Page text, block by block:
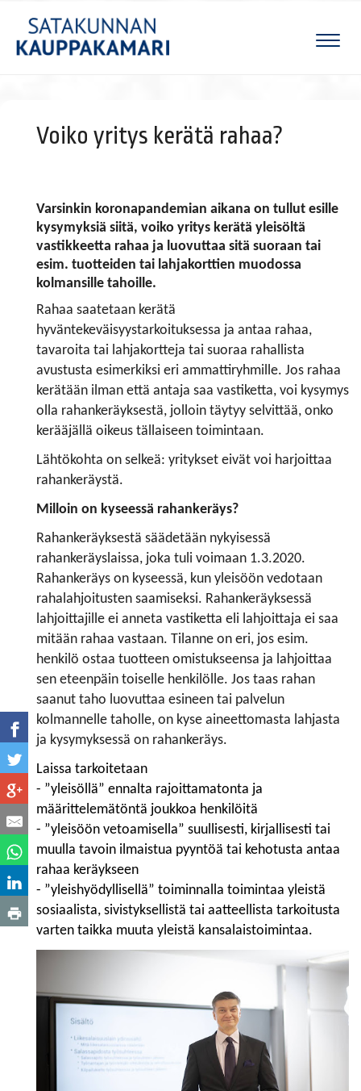
Voiko yritys kerätä rahaa?
Varsinkin koronapandemian aikana on tullut esille
kysymyksiä siitä, voiko yritys kerätä yleisöltä
vastikkeetta rahaa ja luovuttaa sitä suoraan tai
esim. tuotteiden tai lahjakorttien muodossa
kolmansille tahoille.
Rahaa saatetaan kerätä
hyväntekeväisyystarkoituksessa ja antaa rahaa,
tavaroita tai lahjakortteja tai suoraa rahallista
avustusta esimerkiksi eri ammattiryhmille. Jos rahaa
kerätään ilman että antaja saa vastiketta, voi kysymys
olla rahankeräyksestä, jolloin täytyy selvittää, onko
kerääjällä oikeus tällaiseen toimintaan.
Lähtökohta on selkeä: yritykset eivät voi harjoittaa
rahankeräystä.
Milloin on kyseessä rahankeräys?
Rahankeräyksestä säädetään nykyisessä
rahankeräyslaissa, joka tuli voimaan 1.3.2020.
Rahankeräys on kyseessä, kun yleisöön vedotaan
rahalahjoitusten saamiseksi. Rahankeräyksessä
lahjoittajille ei anneta vastiketta eli lahjoittaja ei saa
mitään rahaa vastaan. Tilanne on eri, jos esim.
henkilö ostaa tuotteen omistukseensa ja lahjoittaa
sen eteenpäin toiselle henkilölle. Jos taas rahan
saanut taho luovuttaa esineen tai palvelun
kolmannelle taholle, on kyse aineettomasta lahjasta
ja kysymyksessä on rahankeräys.
Laissa tarkoitetaan
- ”yleisöllä” ennalta rajoittamatonta ja
määrittelemätöntä joukkoa henkilöitä
- ”yleisöön vetoamisella” suullisesti, kirjallisesti tai
muulla tavoin ilmaistua pyyntöä tai kehotusta antaa
rahaa keräykseen
- ”yleishyödyllisellä” toiminnalla toimintaa yleistä
sosiaalista, sivistyksellistä tai aatteellista tarkoitusta
varten taikka muuta yleistä kansalaistoimintaa.